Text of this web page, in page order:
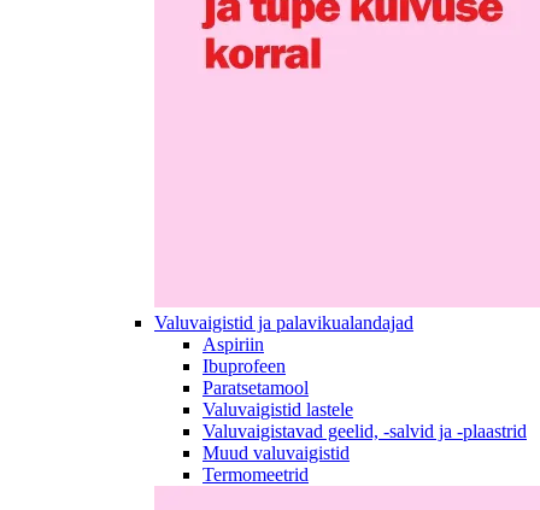
Valuvaigistid ja palavikualandajad
Aspiriin
Ibuprofeen
Paratsetamool
Valuvaigistid lastele
Valuvaigistavad geelid, -salvid ja -plaastrid
Muud valuvaigistid
Termomeetrid